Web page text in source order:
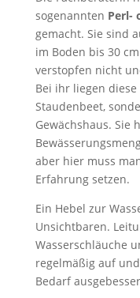
sogenannten Perl-
gemacht. Sie sind
im Boden bis 30
verstopfen nicht
Bei ihr liegen
Staudenbeet,
Gewächshaus. Sie
aber hier muss
Erfahrung setzen.
Ein Hebel zur
Unsichtbaren.
Wasserschläuche
regelmäßig auf
Bedarf